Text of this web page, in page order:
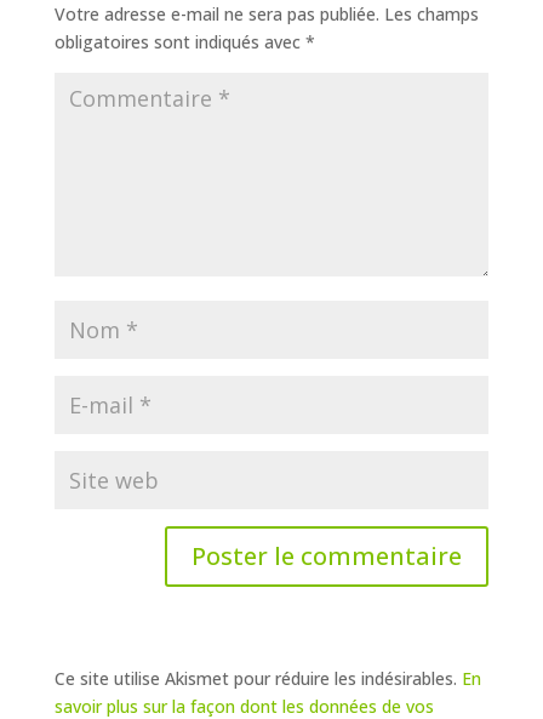
Votre adresse e-mail ne sera pas publiée. Les champs
obligatoires sont indiqués avec *
Ce site utilise Akismet pour réduire les indésirables. En
savoir plus sur la façon dont les données de vos